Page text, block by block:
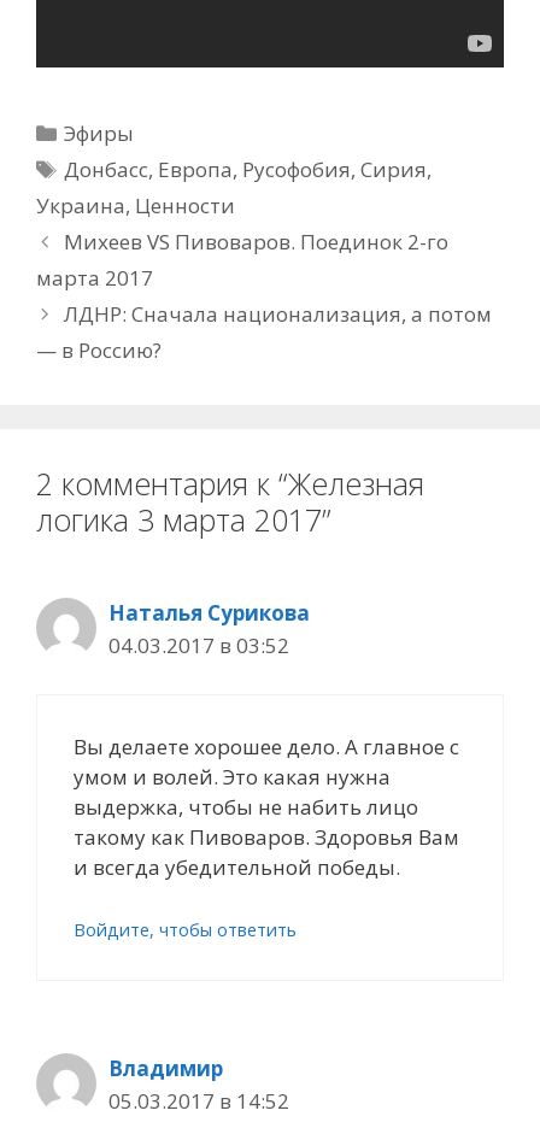
Рубрики
Эфиры
Метки
Донбасс, Европа, Русофобия,Сирия,
Украина, Ценности
Михеев VS Пивоваров. Поединок 2-го
марта 2017
ЛДНР: Сначала национализация, а потом
— в Россию?
2 комментария к “Железная
логика 3 марта 2017”
Наталья Сурикова
04.03.2017 в 03:52
Вы делаете хорошее дело. А главное с
умом и волей. Это какая нужна
выдержка, чтобы не набить лицо
такому как Пивоваров. Здоровья Вам
и всегда убедительной победы.
Войдите, чтобы ответить
Владимир
05.03.2017 в 14:52